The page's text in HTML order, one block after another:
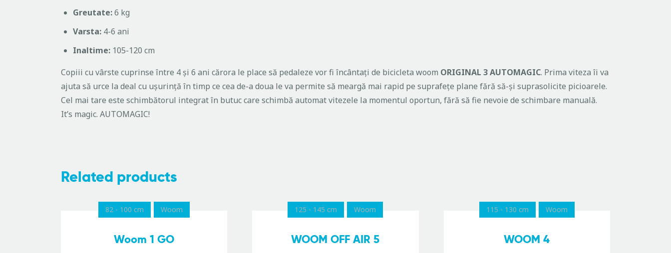
Greutate:6 kg
Varsta: 4-6 ani
Inaltime: 105-120 cm
Copiii cu vârste cuprinse între 4 și 6 ani cărora le place să pedaleze vor fi încântați de bicicleta woom ORIGINAL 3 AUTOMAGIC. Prima viteza îi va
ajuta să urce la deal cu ușurință în timp ce cea de-a doua le va permite să meargă mai rapid pe suprafețe plane fără să-și suprasolicite picioarele.
Cel mai tare este schimbătorul integrat în butuc care schimbă automat vitezele la momentul oportun, fără să fie nevoie de schimbare manuală.
It’s magic. AUTOMAGIC!
Related products
82 - 100 cm Woom
Woom 1 GO
125 - 145 cm Woom
WOOM OFF AIR 5
115 - 130 cm Woom
WOOM 4